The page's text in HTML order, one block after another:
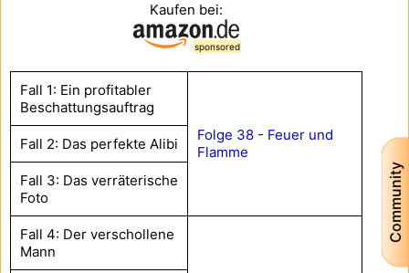
Community
Kaufen bei:
sponsored
Fall 1: Ein profitabler
Beschattungsauftrag
Folge 38 - Feuer und
Flamme
Fall 2: Das perfekte Alibi
Fall 3: Das verräterische
Foto
Fall 4: Der verschollene
Mann